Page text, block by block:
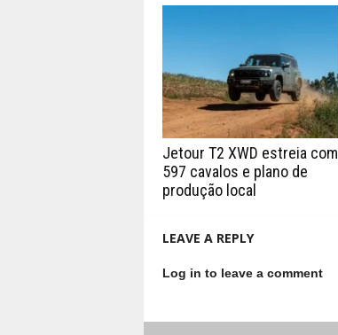
Jetour T2 XWD estreia com
597 cavalos e plano de
produção local
LEAVE A REPLY
Log in to leave a comment